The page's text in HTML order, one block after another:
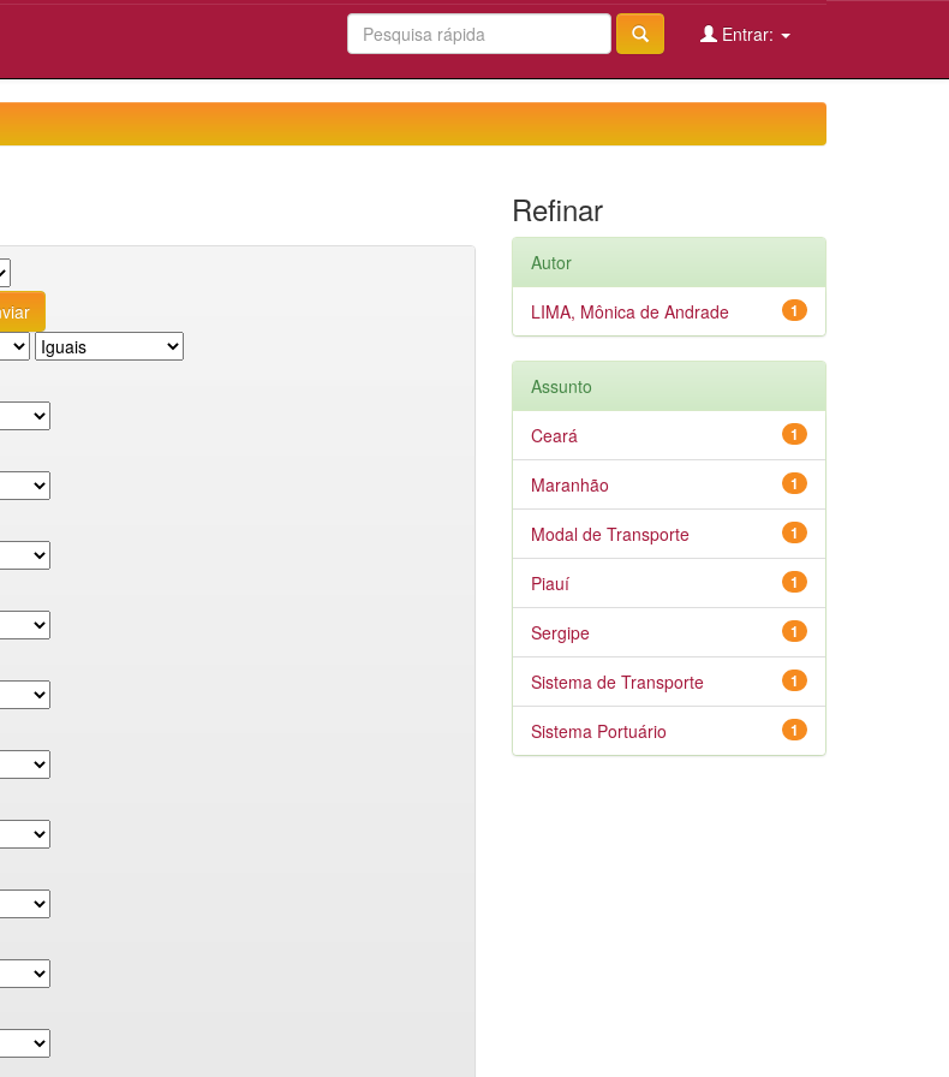
Entrar:
Refinar
Autor
1
LIMA, Mônica de Andrade
Assunto
1
Ceará
1
Maranhão
1
Modal de Transporte
1
Piauí
1
Sergipe
1
Sistema de Transporte
1
Sistema Portuário